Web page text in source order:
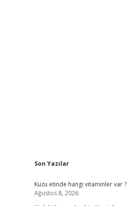
Sidebar
Son Yazılar
Kuzu etinde hangi vitaminler var ?
Ağustos 8, 2026